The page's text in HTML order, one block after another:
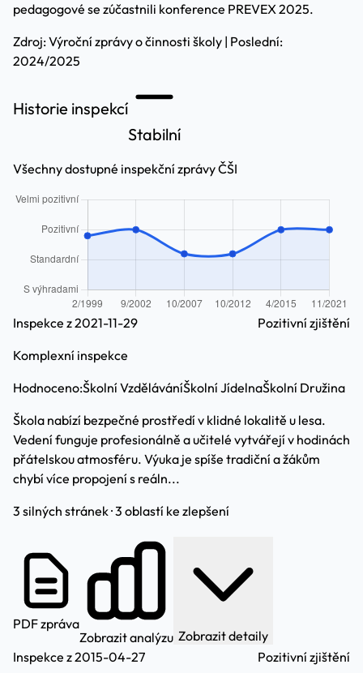
pedagogové se zúčastnili konference PREVEX 2025.
Zdroj: Výroční zprávy o činnosti školy | Poslední:
2024/2025
Historie inspekcí
Stabilní
Všechny dostupné inspekční zprávy ČŠI
Inspekce z 2021-11-29
Komplexní inspekce
Pozitivní zjištění
Hodnoceno:Školní VzděláváníŠkolní JídelnaŠkolní Družina
Škola nabízí bezpečné prostředí v klidné lokalitě u lesa.
Vedení funguje profesionálně a učitelé vytvářejí v hodinách
přátelskou atmosféru. Výuka je spíše tradiční a žákům
chybí více propojení s reáln...
3 silných stránek · 3 oblastí ke zlepšení
PDF zpráva
Zobrazit analýzu Zobrazit detaily
Inspekce z 2015-04-27
Pozitivní zjištění